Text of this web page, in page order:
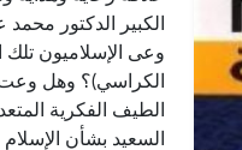
الكبير الدكتور
وعى الإسلاميون تلك
الكراسي)؟ وهل وعت
الطيف الفكرية
السعيد بشأن